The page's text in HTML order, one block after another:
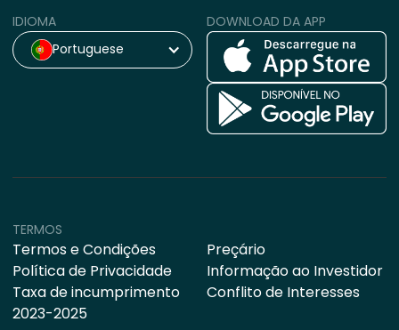
IDIOMA
Portuguese
DOWNLOAD DA APP
TERMOS
Termos e Condições
Política de Privacidade
Taxa de incumprimento
2023-2025
Preçário
Informação ao Investidor
Conflito de Interesses